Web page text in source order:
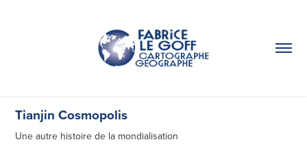
Tianjin Cosmopolis
Une autre histoire de la mondialisation